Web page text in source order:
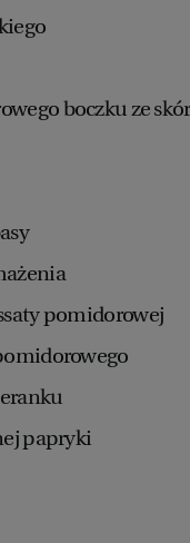
boczku ze
pomidorowej
papryki